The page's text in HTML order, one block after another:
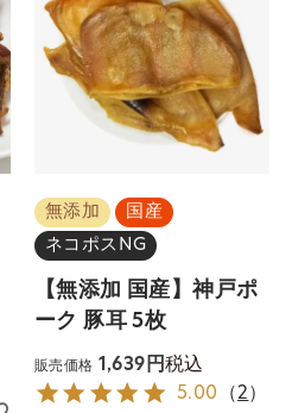
無添加
国産
ネコポスNG
【無添加 国産】神戸ポ
ーク 豚耳 5枚
販売価格 1,639 税込
5.00 （2 ）